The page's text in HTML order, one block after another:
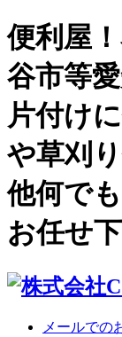
便利屋
谷市等
片付け
や草刈
他何で
お任せ
メールでの